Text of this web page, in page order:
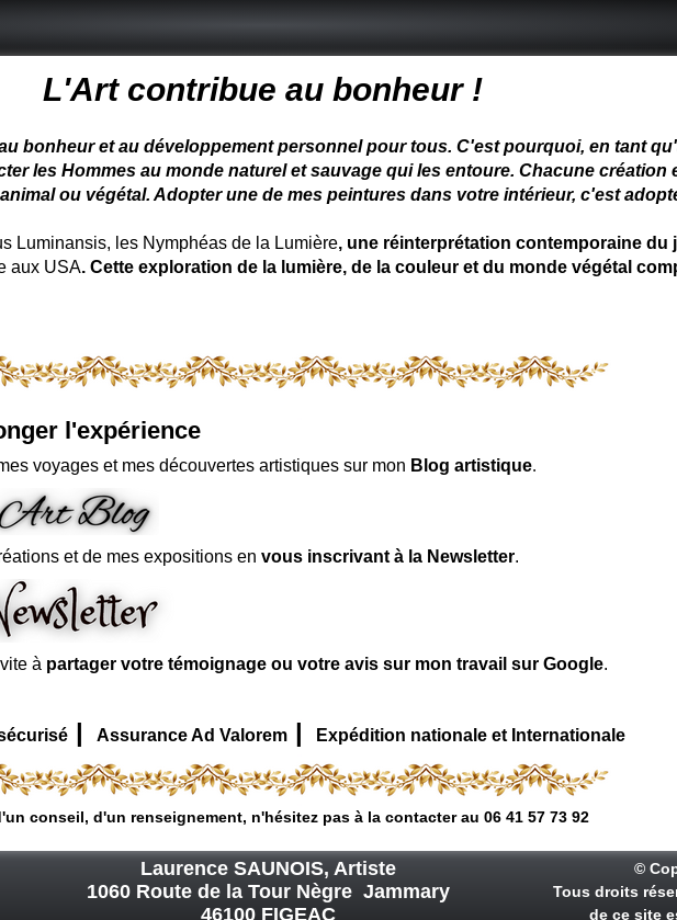
L'Art contribue au bonheur !
bonheur et au développement personnel pour tous. C'est pourquoi, en tant
les Hommes au monde naturel et sauvage qui les entoure. Chacune
ou végétal. Adopter une de mes peintures dans votre intérieur, c'est
Luminansis, les Nymphéas de la Lumière, une réinterprétation contemporaine du
aux USA. Cette exploration de la lumière, de la couleur et du monde végétal
l'expérience
voyages et mes découvertes artistiques sur mon Blog artistique.
et de mes expositions en vous inscrivant à la Newsletter.
à partager votre témoignage ou votre avis sur mon travail sur Google.
| Assurance Ad Valorem | Expédition nationale et Internationale
conseil, d'un renseignement, n'hésitez pas à la contacter au 06 41 57 73 92
Laurence SAUNOIS, Artiste
1060 Route de la Tour Nègre Jammary
46100 FIGEAC
©
Tous droits
de ce site